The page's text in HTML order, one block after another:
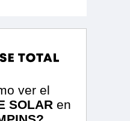
ver el
SOLAR en